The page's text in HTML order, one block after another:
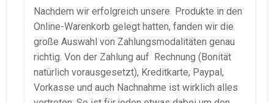
Nachdem wir erfolgreich unsere Produkte in den
Online-Warenkorb gelegt hatten, fanden wir die
große Auswahl von Zahlungsmodalitäten genau
richtig. Von der Zahlung auf Rechnung (Bonität
natürlich vorausgesetzt), Kreditkarte, Paypal,
Vorkasse und auch Nachnahme ist wirklich alles